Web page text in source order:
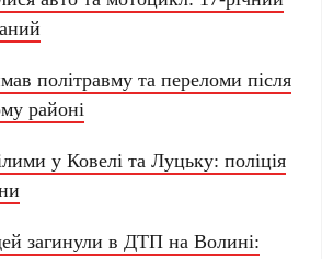
політравму та переломи після
районі
у Ковелі та Луцьку: поліція
загинули в ДТП на Волині: